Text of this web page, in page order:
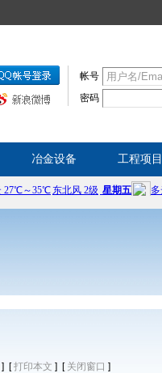
帐号
密码
冶金设备 工程项目
] [打印本文 ] [ 关闭窗口 ]